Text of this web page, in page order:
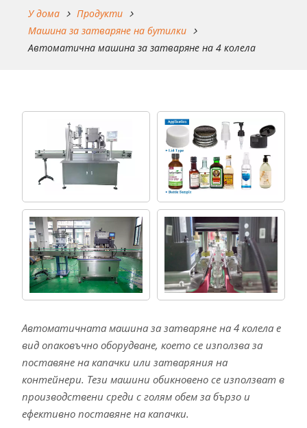
У дома
Продукти
Машина за затваряне на бутилки
Автоматична машина за затваряне на 4 колела
Автоматичната машина за затваряне на 4 колела е
вид опаковъчно оборудване, което се използва за
поставяне на капачки или затваряния на
контейнери. Тези машини обикновено се използват в
производствени среди с голям обем за бързо и
ефективно поставяне на капачки.